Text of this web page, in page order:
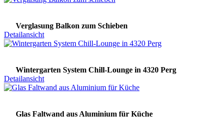
Verglasung Balkon zum Schieben
Detailansicht
Wintergarten System Chill-Lounge in 4320 Perg
Detailansicht
Glas Faltwand aus Aluminium für Küche